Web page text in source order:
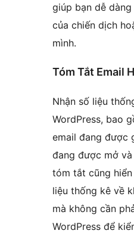
giúp bạn dễ
của chiến dịch
mình.
Tóm Tắt Email
Nhận số liệu
WordPress, bao
email đang được
đang được mở và
tóm tắt cũng
liệu thống kê về
mà không cần
WordPress để